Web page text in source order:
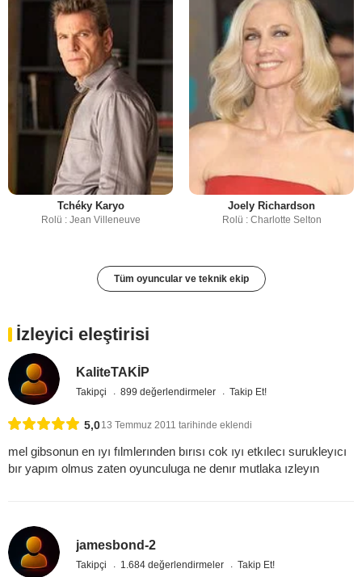
Tchéky Karyo
Rolü : Jean Villeneuve
Joely Richardson
Rolü : Charlotte Selton
Tüm oyuncular ve teknik ekip
İzleyici eleştirisi
KaliteTAKİP
Takipçi 899 değerlendirmeler Takip Et!
5,013 Temmuz 2011 tarihinde eklendi
mel gibsonun en ıyı fılmlerınden bırısı cok ıyı etkılecı surukleyıcı
bır yapım olmus zaten oyunculuga ne denır mutlaka ızleyın
jamesbond-2
Takipçi 1.684 değerlendirmeler Takip Et!